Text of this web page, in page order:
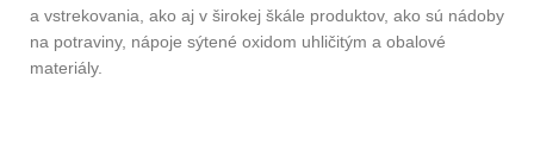
a vstrekovania, ako aj v širokej škále produktov, ako sú nádoby
na potraviny, nápoje sýtené oxidom uhličitým a obalové
materiály.